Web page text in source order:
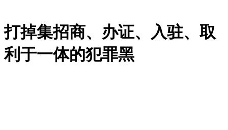
打掉集招商、办证、入驻、取
利于一体的犯罪黑